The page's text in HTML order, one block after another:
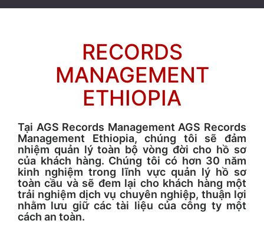
RECORDS
MANAGEMENT
ETHIOPIA
Tại AGS Records Management AGS Records
Management Ethiopia, chúng tôi sẽ đảm
nhiệm quản lý toàn bộ vòng đời cho hồ sơ
của khách hàng. Chúng tôi có hơn 30 năm
kinh nghiệm trong lĩnh vực quản lý hồ sơ
toàn cầu và sẽ đem lại cho khách hàng một
trải nghiệm dịch vụ chuyên nghiệp, thuận lợi
nhằm lưu giữ các tài liệu của công ty một
cách an toàn.